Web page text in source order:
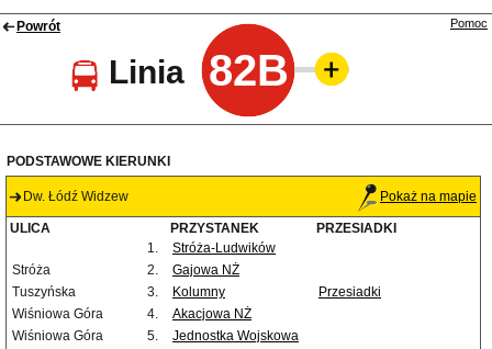
Powrót
Linia 82B
Pomoc
PODSTAWOWE KIERUNKI
Dw. Łódź Widzew Pokaż na mapie
ULICA PRZYSTANEK
PRZESIADKI
1.
Stróża-Ludwików
Stróża
2.
Gajowa NŻ
Tuszyńska
3. Kolumny
Przesiadki
Wiśniowa Góra
4.
Akacjowa NŻ
Wiśniowa Góra
5.
Jednostka Wojskowa